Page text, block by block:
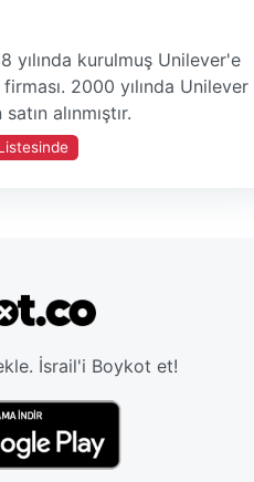
yılında kurulmuş Unilever'e
2000 yılında Unilever
alınmıştır.
İsrail'i Boykot et!